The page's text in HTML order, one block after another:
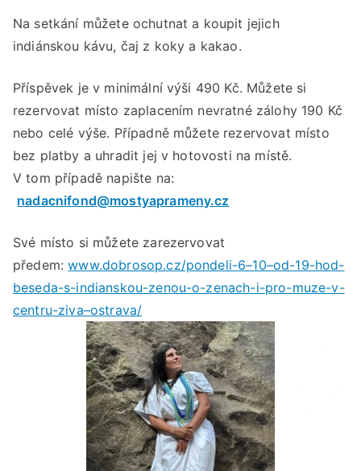
Na setkání můžete ochutnat a koupit jejich
indiánskou kávu, čaj z koky a kakao.
Příspěvek je v minimální výši 490 Kč. Můžete si
rezervovat místo zaplacením nevratné zálohy 190 Kč
nebo celé výše. Případně můžete rezervovat místo
bez platby a uhradit jej v hotovosti na místě.
V tom případě napište na:
nadacnifond@mostyaprameny.cz
Své místo si můžete zarezervovat
předem:www.dobrosop.cz/pondeli-6–10–od-19-hod-
beseda-s-indianskou-zenou-o-zenach-i-pro-muze-v-
centru-ziva–ostrava/